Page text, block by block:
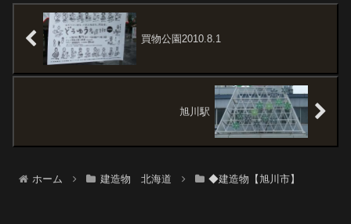
店。タクシーを使わなくても帰
宅できる距離感。ここは「買物
公園」の路地裏にある...
買物公園2010.8.1
旭川駅
ホーム 建造物 北海道 ◆建造物【旭川市】